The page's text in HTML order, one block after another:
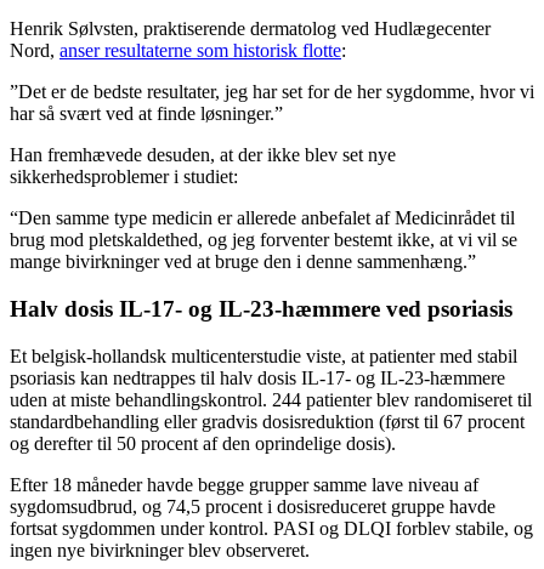
Henrik Sølvsten, praktiserende dermatolog ved Hudlægecenter
Nord, anser resultaterne som historisk flotte:
”Det er de bedste resultater, jeg har set for de her sygdomme, hvor vi
har så svært ved at finde løsninger.”
Han fremhævede desuden, at der ikke blev set nye
sikkerhedsproblemer i studiet:
“Den samme type medicin er allerede anbefalet af Medicinrådet til
brug mod pletskaldethed, og jeg forventer bestemt ikke, at vi vil se
mange bivirkninger ved at bruge den i denne sammenhæng.”
Halv dosis IL-17- og IL-23-hæmmere ved psoriasis
Et belgisk-hollandsk multicenterstudie viste, at patienter med stabil
psoriasis kan nedtrappes til halv dosis IL-17- og IL-23-hæmmere
uden at miste behandlingskontrol. 244 patienter blev randomiseret til
standardbehandling eller gradvis dosisreduktion (først til 67 procent
og derefter til 50 procent af den oprindelige dosis).
Efter 18 måneder havde begge grupper samme lave niveau af
sygdomsudbrud, og 74,5 procent i dosisreduceret gruppe havde
fortsat sygdommen under kontrol. PASI og DLQI forblev stabile, og
ingen nye bivirkninger blev observeret.